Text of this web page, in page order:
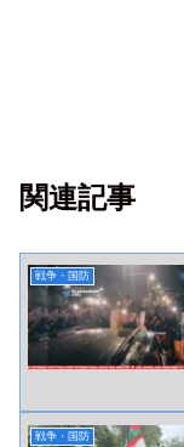
関連記事
戦争・国防
戦争・国防